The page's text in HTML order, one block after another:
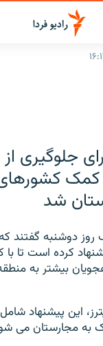
جلوگیری از
کمک
شد
دوشنبه گفتند
کرده است تا
بیشتر به
این پیشنهاد
به مجارستان می